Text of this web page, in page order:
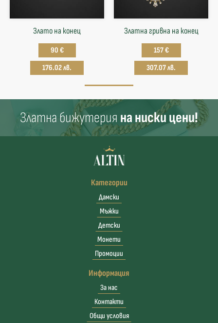
Злато на конец
90 €
176.02 лв.
Златна гривна на конец
157 €
307.07 лв.
Златна бижутерия на ниски цени!
Категории
Дамски
Мъжки
Детски
Монети
Промоции
Информация
За нас
Контакти
Общи условия